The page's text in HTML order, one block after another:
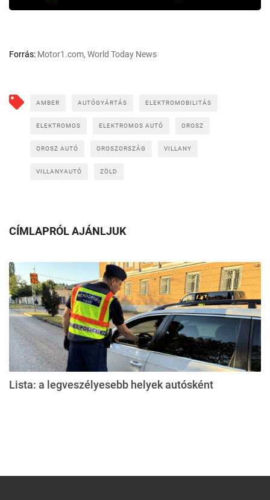
Forrás: Motor1.com, World Today News
AMBER AUTÓGYÁRTÁS ELEKTROMOBILITÁS
ELEKTROMOS ELEKTROMOS AUTÓ OROSZ
OROSZ AUTÓ OROSZORSZÁG VILLANY
VILLANYAUTÓ ZÖLD
CÍMLAPRÓL AJÁNLJUK
Lista: a legveszélyesebb helyek autósként